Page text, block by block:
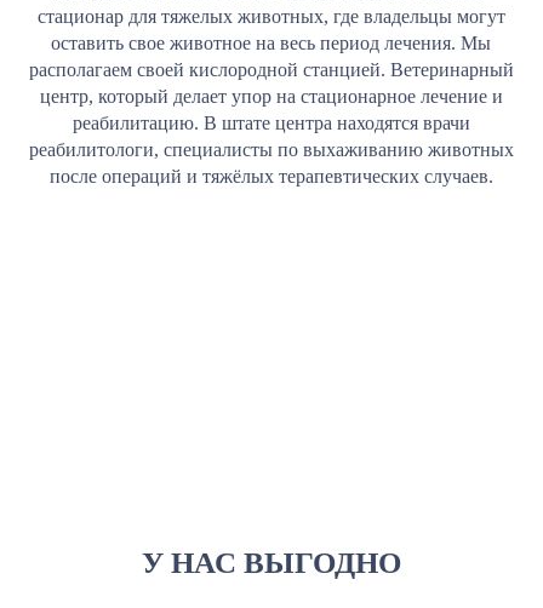
стационар для тяжелых животных, где владельцы могут
оставить свое животное на весь период лечения. Мы
располагаем своей кислородной станцией. Ветеринарный
центр, который делает упор на стационарное лечение и
реабилитацию. В штате центра находятся врачи
реабилитологи, специалисты по выхаживанию животных
после операций и тяжёлых терапевтических случаев.
У НАС ВЫГОДНО